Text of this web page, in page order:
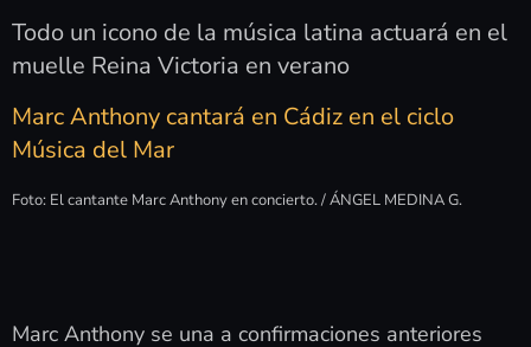
Todo un icono de la música latina actuará en el
muelle Reina Victoria en verano
Marc Anthony cantará en Cádiz en el ciclo
Música del Mar
Foto: El cantante Marc Anthony en concierto. / ÁNGEL MEDINA G.
Marc Anthony se una a confirmaciones anteriores